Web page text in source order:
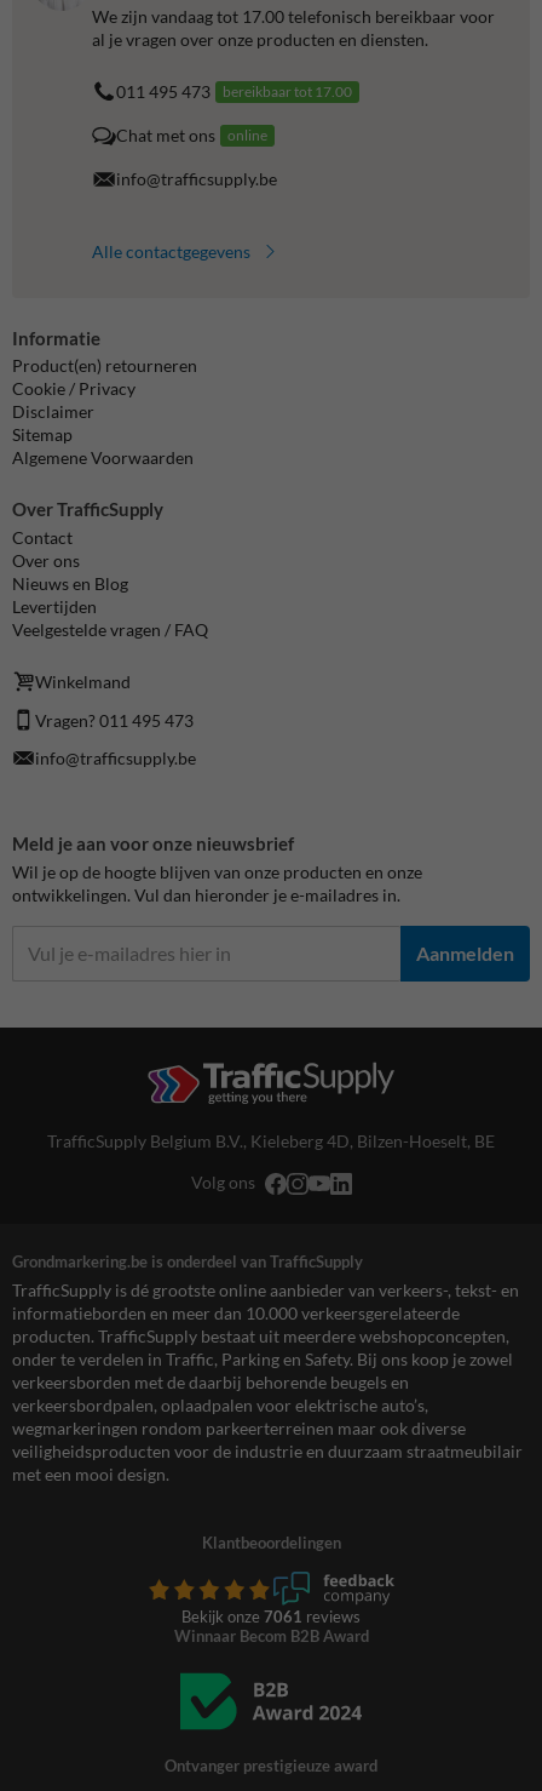
We zijn vandaag tot 17.00 telefonisch bereikbaar voor
al je vragen over onze producten en diensten.
011 495 473 bereikbaar tot 17.00
Chat met ons online
info@trafficsupply.be
Alle contactgegevens
Informatie
Product(en) retourneren
Cookie / Privacy
Disclaimer
Sitemap
Algemene Voorwaarden
Over TrafficSupply
Contact
Over ons
Nieuws en Blog
Levertijden
Veelgestelde vragen / FAQ
Winkelmand
Vragen? 011 495 473
info@trafficsupply.be
Meld je aan voor onze nieuwsbrief
Wil je op de hoogte blijven van onze producten en onze
ontwikkelingen. Vul dan hieronder je e-mailadres in.
Aanmelden
TrafficSupply Belgium B.V., Kieleberg 4D, Bilzen-Hoeselt, BE
Volg ons
Grondmarkering.be is onderdeel van TrafficSupply
TrafficSupply is dé grootste online aanbieder van verkeers-, tekst- en
informatieborden en meer dan 10.000 verkeersgerelateerde
producten. TrafficSupply bestaat uit meerdere webshopconcepten,
onder te verdelen in Traffic, Parking en Safety. Bij ons koop je zowel
verkeersborden met de daarbij behorende beugels en
verkeersbordpalen, oplaadpalen voor elektrische auto’s,
wegmarkeringen rondom parkeerterreinen maar ook diverse
veiligheidsproducten voor de industrie en duurzaam straatmeubilair
met een mooi design.
Klantbeoordelingen
Bekijk onze 7061 reviews
Winnaar Becom B2B Award
Ontvanger prestigieuze award